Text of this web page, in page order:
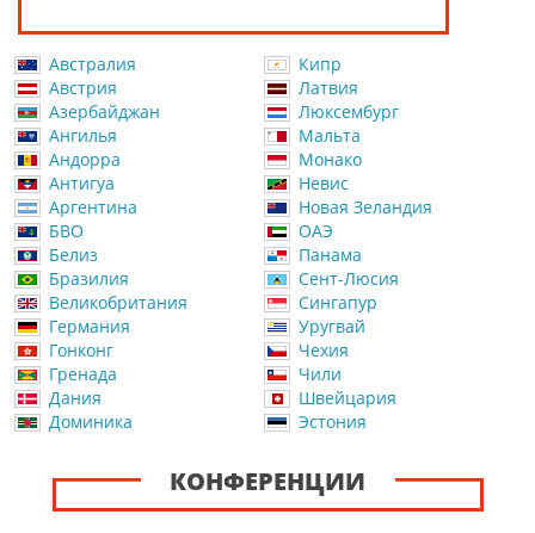
Австралия
Австрия
Азербайджан
Ангилья
Андорра
Антигуа
Аргентина
БВО
Белиз
Бразилия
Великобритания
Германия
Гонконг
Гренада
Дания
Доминика
Кипр
Латвия
Люксембург
Мальта
Монако
Невис
Новая Зеландия
ОАЭ
Панама
Сент-Люсия
Сингапур
Уругвай
Чехия
Чили
Швейцария
Эстония
КОНФЕРЕНЦИИ